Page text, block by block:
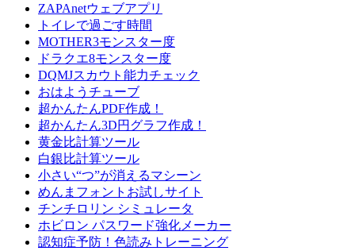
ZAPAnetウェブアプリ
トイレで過ごす時間
MOTHER3モンスター度
ドラクエ8モンスター度
DQMJスカウト能力チェック
おはようチューブ
超かんたんPDF作成！
超かんたん3D円グラフ作成！
黄金比計算ツール
白銀比計算ツール
小さい“つ”が消えるマシーン
めんまフォントお試しサイト
チンチロリン シミュレータ
ホビロン パスワード強化メーカー
認知症予防！色読みトレーニング